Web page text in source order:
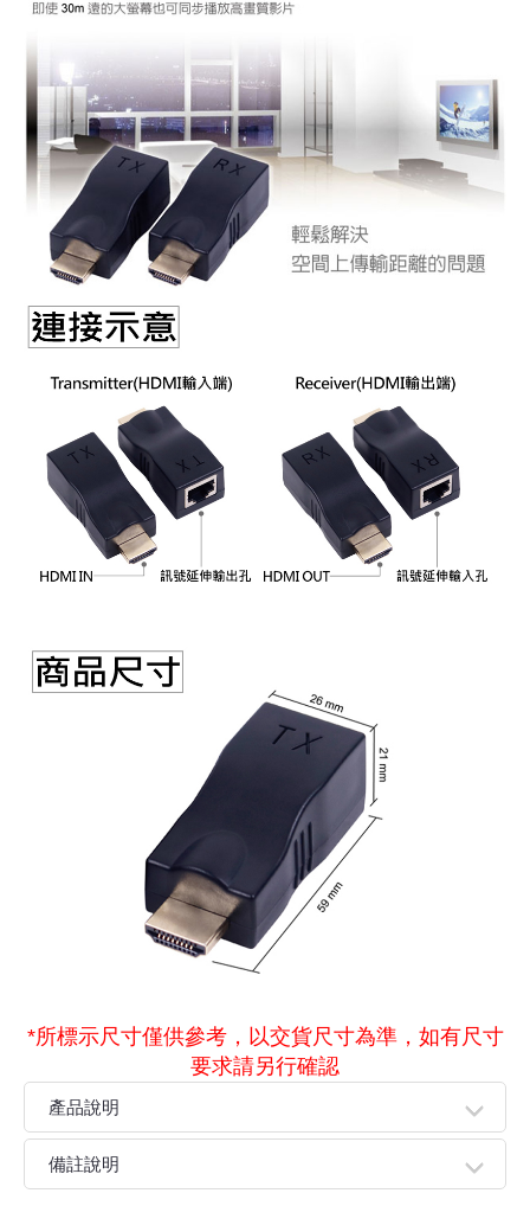
*所標示尺寸僅供參考，以交貨尺寸為準，如有尺寸
要求請另行確認
產品說明
● 支援4K2K@30Hz(必須使用Cat-6網路線規格) / 1080p 訊
號輸入
備註說明